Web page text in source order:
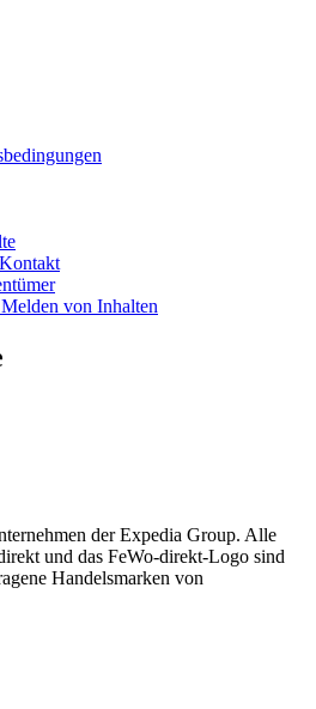
von Inhalten
der Expedia Group. Alle
und das FeWo-direkt-Logo sind
Handelsmarken von